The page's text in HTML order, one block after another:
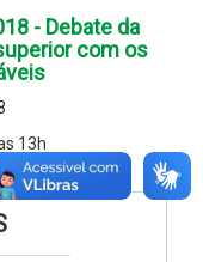
- Debate da
com os
13h